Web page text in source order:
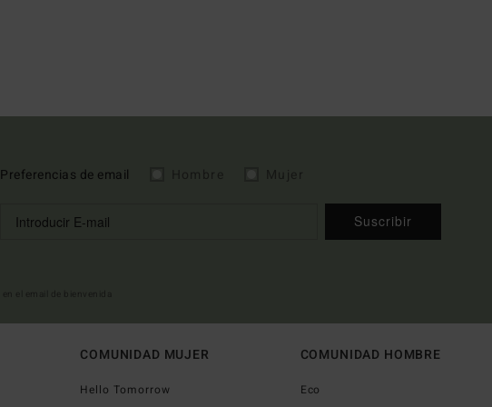
Preferencias de email
Suscribir
COMUNIDAD MUJER
Hello Tomorrow
COMUNIDAD HOMBRE
Eco